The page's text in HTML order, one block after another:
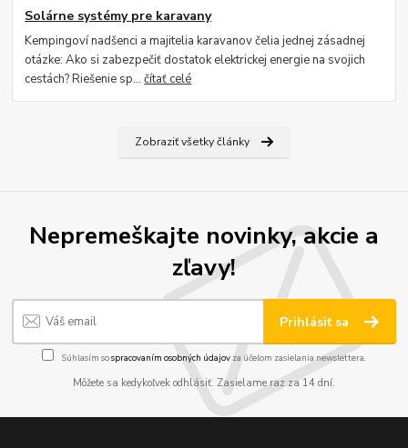
Solárne systémy pre karavany
Kempingoví nadšenci a majitelia karavanov čelia jednej zásadnej
otázke: Ako si zabezpečiť dostatok elektrickej energie na svojich
cestách? Riešenie sp...čítať celé
Zobraziť všetky články
Nepremeškajte novinky, akcie a
zľavy!
Prihlásiť sa
Súhlasím sospracovaním osobných údajov za účelom zasielania newslettera.
Môžete sa kedykoľvek odhlásiť. Zasielame raz za 14 dní.